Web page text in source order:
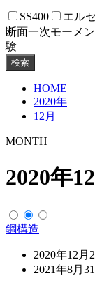
SS400 エル
断面一次モーメン
験
検索
HOME
2020年
12月
MONTH
2020年
鋼構造
2020年12月
2021年8月